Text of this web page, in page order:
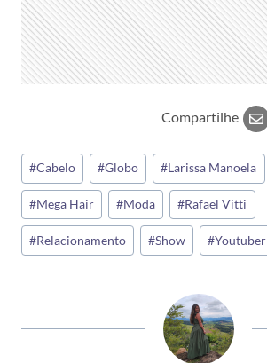
Compartilhe
Tags
do
Post:
#Cabelo #Globo #Larissa Manoela
#Mega Hair #Moda #Rafael Vitti
#Relacionamento #Show #Youtuber